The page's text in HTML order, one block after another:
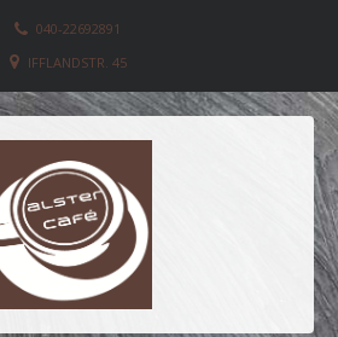
040-22692891
IFFLANDSTR. 45